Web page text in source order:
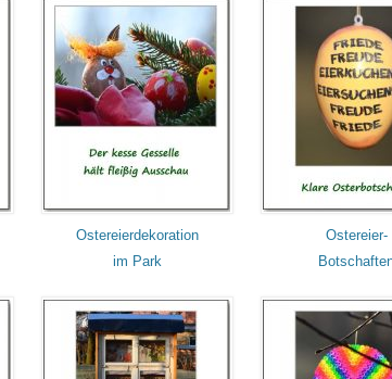
Ostereierdekoration
im Park
Ostereier-